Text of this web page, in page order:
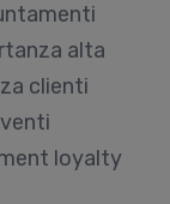
alta
clienti
loyalty